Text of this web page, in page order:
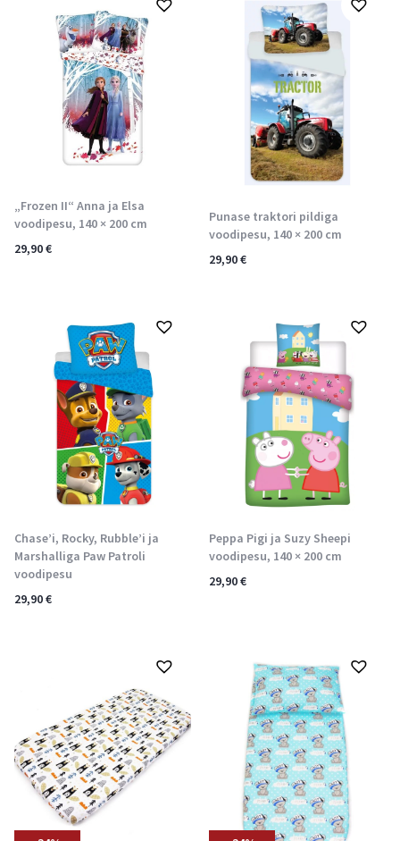
„Frozen II“ Anna ja Elsa
voodipesu, 140 × 200 cm
29,90€
Punase traktori pildiga
voodipesu, 140 × 200 cm
29,90€
Chase’i, Rocky, Rubble’i ja
Marshalliga Paw Patroli
voodipesu
29,90€
Peppa Pigi ja Suzy Sheepi
voodipesu, 140 × 200 cm
29,90€